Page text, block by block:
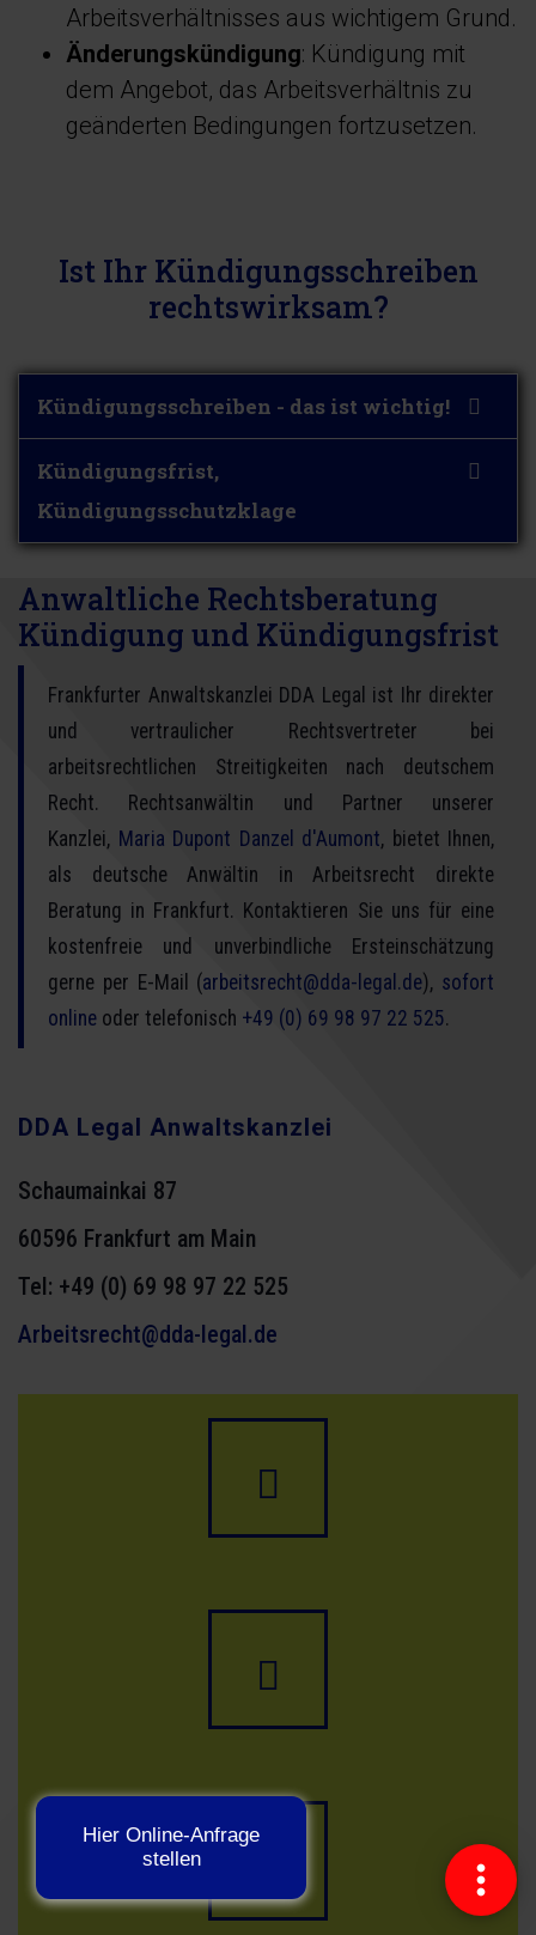
Arbeitsverhältnisses aus wichtigem Grund.
Änderungskündigung: Kündigung mit
dem Angebot, das Arbeitsverhältnis zu
geänderten Bedingungen fortzusetzen.
Ist Ihr Kündigungsschreiben
rechtswirksam?
Kündigungsschreiben - das ist wichtig!
Kündigungsfrist,
Kündigungsschutzklage
Anwaltliche Rechtsberatung
Kündigung und Kündigungsfrist
Frankfurter Anwaltskanzlei DDA Legal ist Ihr direkter
und vertraulicher Rechtsvertreter bei
arbeitsrechtlichen Streitigkeiten nach deutschem
Recht. Rechtsanwältin und Partner unserer
Kanzlei, Maria Dupont Danzel d'Aumont, bietet Ihnen,
als deutsche Anwältin in Arbeitsrecht direkte
Beratung in Frankfurt. Kontaktieren Sie uns für eine
kostenfreie und unverbindliche Ersteinschätzung
gerne per E-Mail (arbeitsrecht@dda-legal.de), sofort
online oder telefonisch +49 (0) 69 98 97 22 525.
DDA Legal Anwaltskanzlei
Schaumainkai 87
60596 Frankfurt am Main
Tel: +49 (0) 69 98 97 22 525
Arbeitsrecht@dda-legal.de
schreiben

Hier Online-Anfrage
stellen